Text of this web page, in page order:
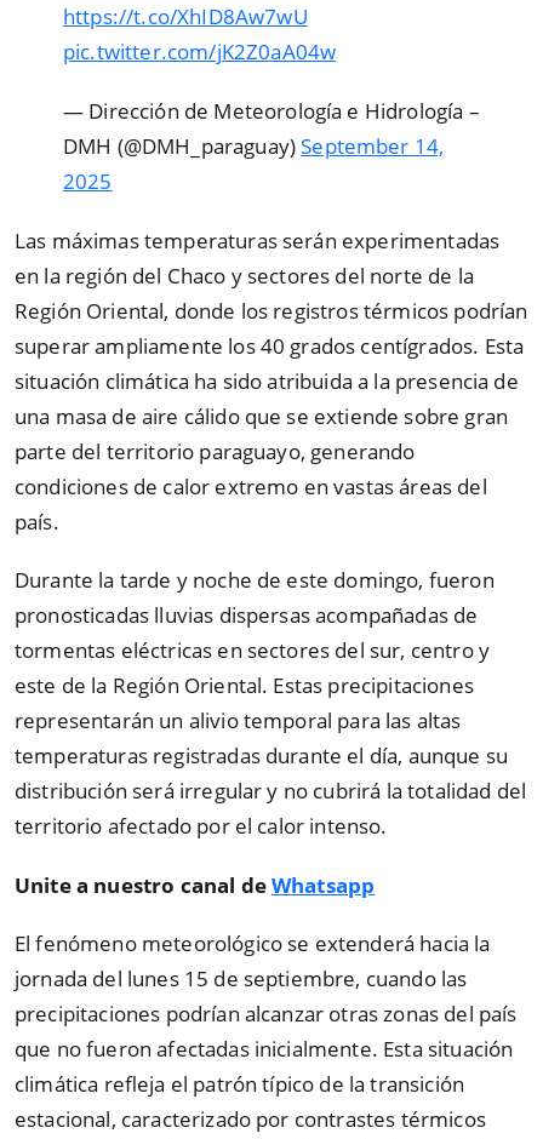
https://t.co/XhID8Aw7wU
pic.twitter.com/jK2Z0aA04w
— Dirección de Meteorología e Hidrología –
DMH (@DMH_paraguay)September 14,
2025
Las máximas temperaturas serán experimentadas
en la región del Chaco y sectores del norte de la
Región Oriental, donde los registros térmicos podrían
superar ampliamente los 40 grados centígrados. Esta
situación climática ha sido atribuida a la presencia de
una masa de aire cálido que se extiende sobre gran
parte del territorio paraguayo, generando
condiciones de calor extremo en vastas áreas del
país.
Durante la tarde y noche de este domingo, fueron
pronosticadas lluvias dispersas acompañadas de
tormentas eléctricas en sectores del sur, centro y
este de la Región Oriental. Estas precipitaciones
representarán un alivio temporal para las altas
temperaturas registradas durante el día, aunque su
distribución será irregular y no cubrirá la totalidad del
territorio afectado por el calor intenso.
Unite a nuestro canal deWhatsapp
El fenómeno meteorológico se extenderá hacia la
jornada del lunes 15 de septiembre, cuando las
precipitaciones podrían alcanzar otras zonas del país
que no fueron afectadas inicialmente. Esta situación
climática refleja el patrón típico de la transición
estacional, caracterizado por contrastes térmicos